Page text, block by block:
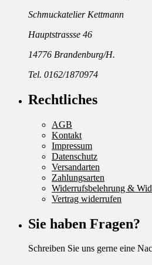
Schmuckatelier Kettmann
Hauptstrassse 46
14776 Brandenburg/H.
Tel. 0162/1870974
Rechtliches
AGB
Kontakt
Impressum
Datenschutz
Versandarten
Zahlungsarten
Widerrufsbelehrung &
Vertrag widerrufen
Sie haben Fragen?
Schreiben Sie uns gerne eine